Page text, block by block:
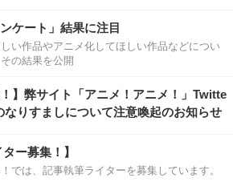
ケート」結果に注目
い作品やアニメ化してほしい作品などについ
の結果を公開
！】弊サイト「アニメ！アニメ！」Twitte
なりすましについて注意喚起のお知らせ
ー募集！】
では、記事執筆ライターを募集しています。